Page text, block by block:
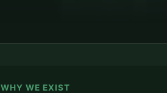
WHY WE EXIST